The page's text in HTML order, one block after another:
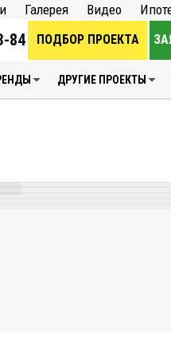
Галерея Видео
84 ПОДБОР ПРОЕКТА
ДРУГИЕ ПРОЕКТЫ